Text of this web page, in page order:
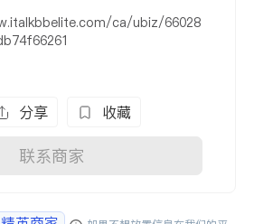
ca/ubiz/66028
分享 收藏
联系商家